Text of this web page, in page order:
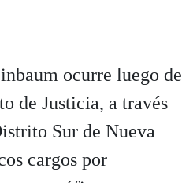
ocurre luego de
de Justicia, a través
Sur de Nueva
cargos por